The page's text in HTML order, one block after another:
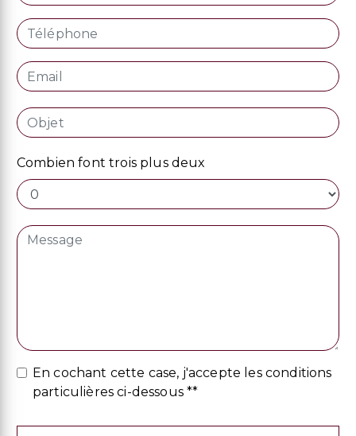
Combien font trois plus deux
En cochant cette case, j'accepte les conditions
particulières ci-dessous **